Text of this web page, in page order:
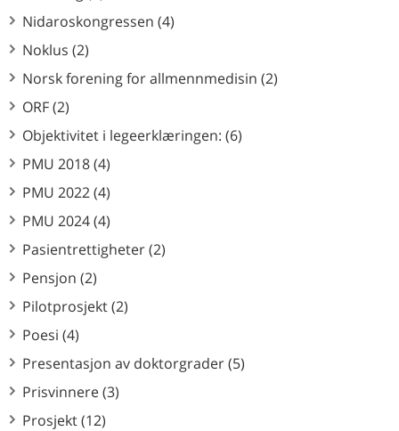
Nidaroskongressen (4)
Noklus (2)
Norsk forening for allmennmedisin (2)
ORF (2)
Objektivitet i legeerklæringen: (6)
PMU 2018 (4)
PMU 2022 (4)
PMU 2024 (4)
Pasientrettigheter (2)
Pensjon (2)
Pilotprosjekt (2)
Poesi (4)
Presentasjon av doktorgrader (5)
Prisvinnere (3)
Prosjekt (12)